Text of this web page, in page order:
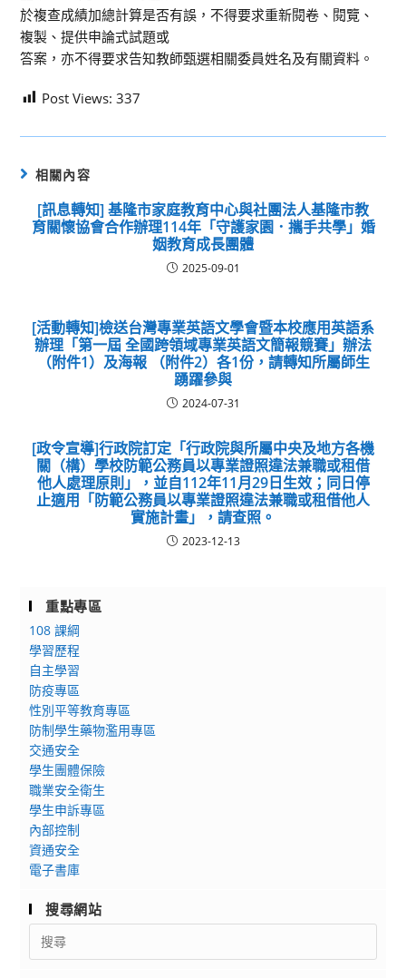
於複查成績加總計算是否有誤，不得要求重新閱卷、閱覽、
複製、提供申論式試題或
答案，亦不得要求告知教師甄選相關委員姓名及有關資料。
Post Views: 337
相關內容
[訊息轉知] 基隆市家庭教育中心與社團法人基隆市教
育關懷協會合作辦理114年「守護家園．攜手共學」婚
姻教育成長團體
2025-09-01
[活動轉知]檢送台灣專業英語文學會暨本校應用英語系
辦理「第一屆 全國跨領域專業英語文簡報競賽」辦法
（附件1）及海報 （附件2）各1份，請轉知所屬師生
踴躍參與
2024-07-31
[政令宣導]行政院訂定「行政院與所屬中央及地方各機
關（構）學校防範公務員以專業證照違法兼職或租借
他人處理原則」，並自112年11月29日生效；同日停
止適用「防範公務員以專業證照違法兼職或租借他人
實施計畫」，請查照。
2023-12-13
重點專區
108 課綱
學習歷程
自主學習
防疫專區
性別平等教育專區
防制學生藥物濫用專區
交通安全
學生團體保險
職業安全衛生
學生申訴專區
內部控制
資通安全
電子書庫
搜尋網站
Search
for: